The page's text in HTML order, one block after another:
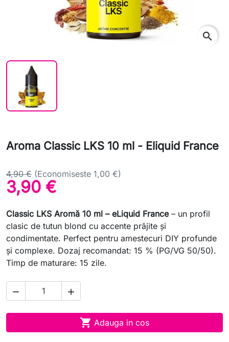
search
Aroma Classic LKS 10 ml - Eliquid France
4,90 € (Economiseste 1,00 €)
3,90 €
Classic LKS Aromă 10 ml – eLiquid France– un profil
clasic de tutun blond cu accente prăjite și
condimentate. Perfect pentru amestecuri DIY profunde
și complexe. Dozaj recomandat: 15 % (PG/VG 50/50).
Timp de maturare: 15 zile.
 
 Adauga in cos